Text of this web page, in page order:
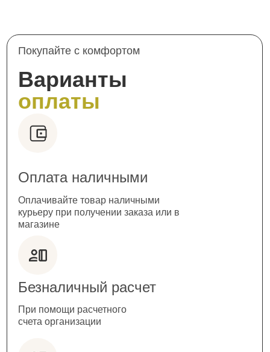
Покупайте с комфортом
Варианты
оплаты
Оплата наличными
Оплачивайте товар наличными
курьеру при получении заказа или в
магазине
Безналичный расчет
При помощи расчетного
счета организации